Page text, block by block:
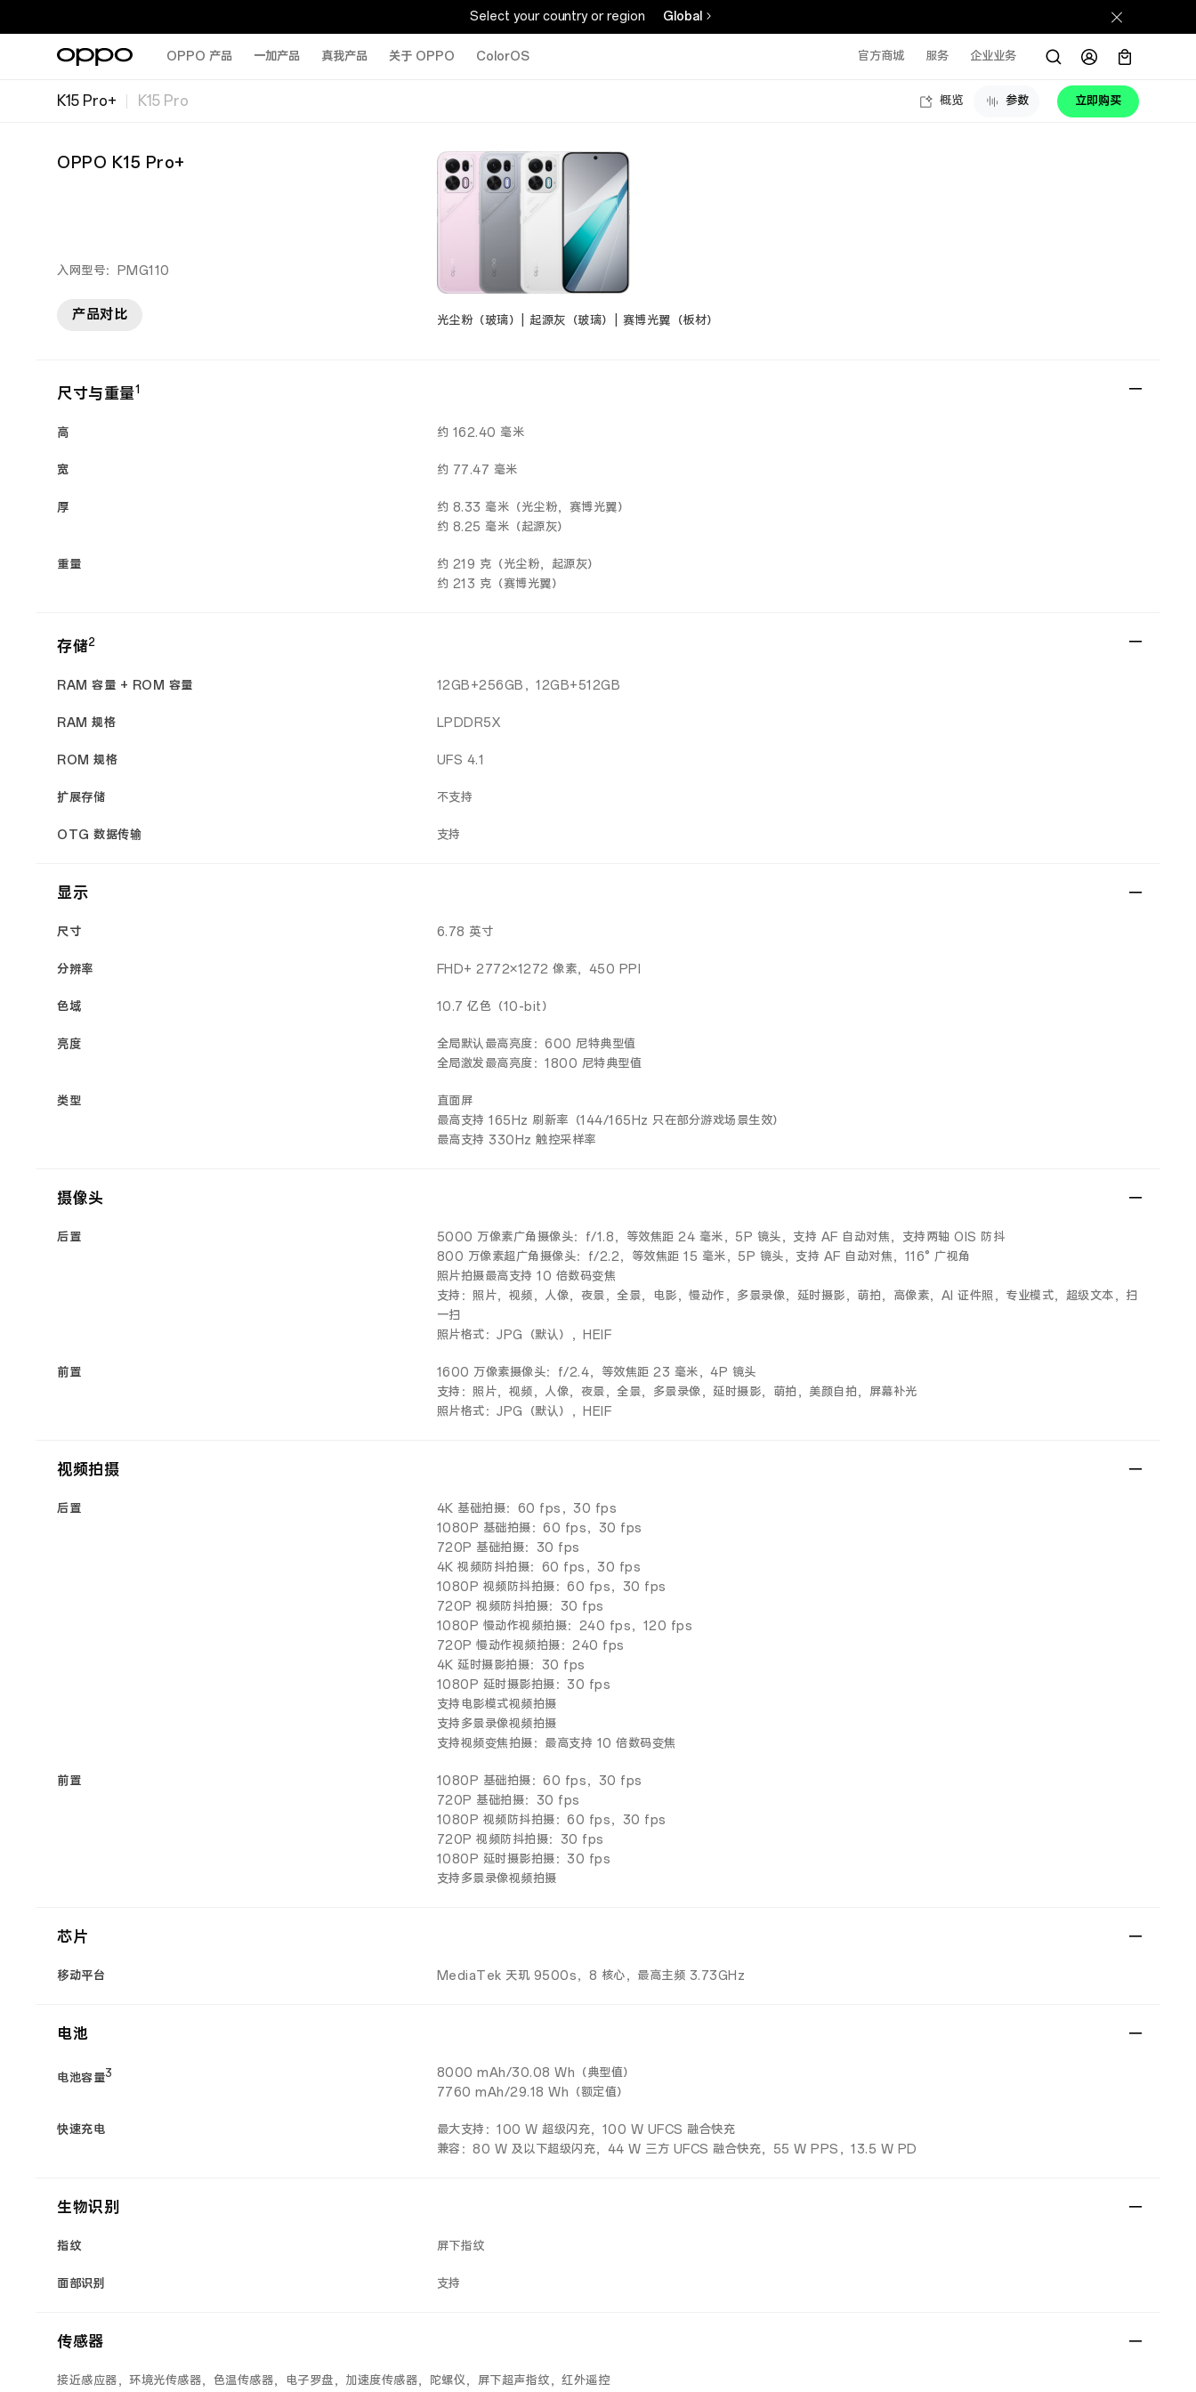
Select your country or region Global
OPPO 产品 一加产品 真我产品 关于 OPPO ColorOS 官方商城 服务 企业业务
K15 Pro+ K15 Pro 概览 参数 立即购买
OPPO K15 Pro+
入网型号：PMG110
产品对比 光尘粉（玻璃）| 起源灰（玻璃）| 赛博光翼（板材）
尺寸与重量1
高 约 162.40 毫米
宽 约 77.47 毫米
厚
约 8.33 毫米（光尘粉，赛博光翼）
约 8.25 毫米（起源灰）
重量
约 219 克（光尘粉，起源灰）
约 213 克（赛博光翼）
存储2
RAM 容量 + ROM 容量 12GB+256GB，12GB+512GB
RAM 规格 LPDDR5X
ROM 规格 UFS 4.1
扩展存储 不支持
OTG 数据传输 支持
显示
尺寸 6.78 英寸
分辨率 FHD+ 2772×1272 像素，450 PPI
色域 10.7 亿色（10-bit）
亮度
全局默认最高亮度：600 尼特典型值
全局激发最高亮度：1800 尼特典型值
类型
直面屏
最高支持 165Hz 刷新率（144/165Hz 只在部分游戏场景生效）
最高支持 330Hz 触控采样率
摄像头
后置
5000 万像素广角摄像头：f/1.8，等效焦距 24 毫米，5P 镜头，支持 AF 自动对焦，支持两轴 OIS 防抖
800 万像素超广角摄像头：f/2.2，等效焦距 15 毫米，5P 镜头，支持 AF 自动对焦，116° 广视角
照片拍摄最高支持 10 倍数码变焦
支持：照片，视频，人像，夜景，全景，电影，慢动作，多景录像，延时摄影，萌拍，高像素，AI 证件照，专业模式，超级文本，扫
一扫
照片格式：JPG（默认），HEIF
前置
1600 万像素摄像头：f/2.4，等效焦距 23 毫米，4P 镜头
支持：照片，视频，人像，夜景，全景，多景录像，延时摄影，萌拍，美颜自拍，屏幕补光
照片格式：JPG（默认），HEIF
视频拍摄
后置
4K 基础拍摄：60 fps，30 fps
1080P 基础拍摄：60 fps，30 fps
720P 基础拍摄：30 fps
4K 视频防抖拍摄：60 fps，30 fps
1080P 视频防抖拍摄：60 fps，30 fps
720P 视频防抖拍摄：30 fps
1080P 慢动作视频拍摄：240 fps，120 fps
720P 慢动作视频拍摄：240 fps
4K 延时摄影拍摄：30 fps
1080P 延时摄影拍摄：30 fps
支持电影模式视频拍摄
支持多景录像视频拍摄
支持视频变焦拍摄：最高支持 10 倍数码变焦
前置
1080P 基础拍摄：60 fps，30 fps
720P 基础拍摄：30 fps
1080P 视频防抖拍摄：60 fps，30 fps
720P 视频防抖拍摄：30 fps
1080P 延时摄影拍摄：30 fps
支持多景录像视频拍摄
芯片
移动平台 MediaTek 天玑 9500s，8 核心，最高主频 3.73GHz
电池
电池容量3
8000 mAh/30.08 Wh（典型值）
7760 mAh/29.18 Wh（额定值）
快速充电
最大支持：100 W 超级闪充，100 W UFCS 融合快充
兼容：80 W 及以下超级闪充，44 W 三方 UFCS 融合快充，55 W PPS，13.5 W PD
生物识别
指纹 屏下指纹
面部识别 支持
传感器
接近感应器，环境光传感器，色温传感器，电子罗盘，加速度传感器，陀螺仪，屏下超声指纹，红外遥控